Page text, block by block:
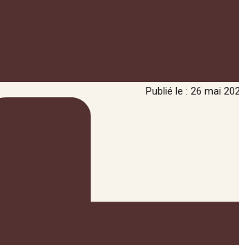
Publié le : 26 mai